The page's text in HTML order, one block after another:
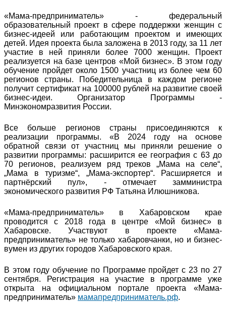
«Мама-предприниматель» - федеральный
образовательный проект в сфере поддержки женщин с
бизнес-идеей или работающим проектом и имеющих
детей. Идея проекта была заложена в 2013 году, за 11 лет
участие в ней приняли более 7000 женщин. Проект
реализуется на базе центров «Мой бизнес». В этом году
обучение пройдет около 1500 участниц из более чем 60
регионов страны. Победительница в каждом регионе
получит сертификат на 100000 рублей на развитие своей
бизнес-идеи. Организатор Программы -
Минэкономразвития России.
Все больше регионов страны присоединяются к
реализации программы. «В 2024 году на основе
обратной связи от участниц мы приняли решение о
развитии программы: расширится ее география с 63 до
70 регионов, реализуем ряд треков „Мама на селе“,
„Мама в туризме“, „Мама-экспортер“. Расширяется и
партнёрский пул», - отмечает замминистра
экономического развития РФ Татьяна Илюшникова.
«Мама-предприниматель» в Хабаровском крае
проводится с 2018 года в центре «Мой бизнес» в
Хабаровске. Участвуют в проекте «Мама-
предприниматель» не только хабаровчанки, но и бизнес-
вумен из других городов Хабаровского края.
В этом году обучение по Программе пройдет с 23 по 27
сентября. Регистрация на участие в программе уже
открыта на официальном портале проекта «Мама-
предприниматель» мамапредприниматель.рф.